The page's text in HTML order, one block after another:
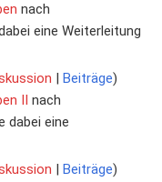
nach
eine Weiterleitung
Beiträge
II nach
dabei eine
Beiträge